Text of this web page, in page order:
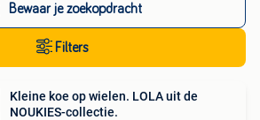
Bewaar je zoekopdracht
Filters
Kleine koe op wielen. LOLA uit de
NOUKIES-collectie.